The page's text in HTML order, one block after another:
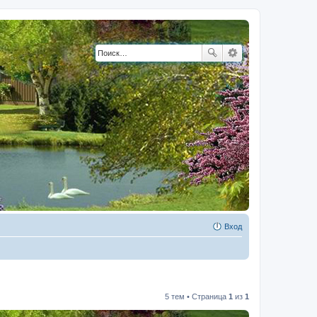
Вход
5 тем • Страница 1 из 1